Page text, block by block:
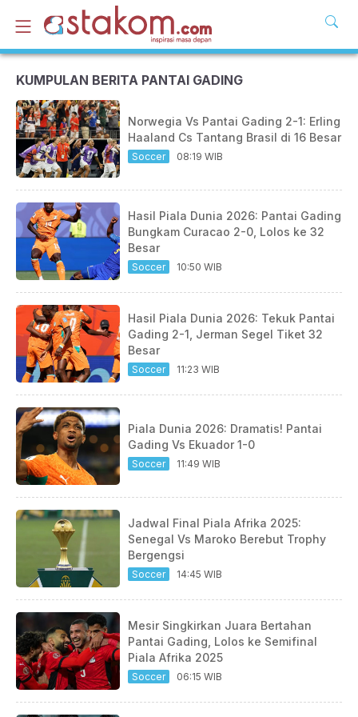
KUMPULAN BERITA PANTAI GADING
Norwegia Vs Pantai Gading 2-1: Erling
Haaland Cs Tantang Brasil di 16 Besar
Soccer 08:19 WIB
Hasil Piala Dunia 2026: Pantai Gading
Bungkam Curacao 2-0, Lolos ke 32
Besar
Soccer 10:50 WIB
Hasil Piala Dunia 2026: Tekuk Pantai
Gading 2-1, Jerman Segel Tiket 32
Besar
Soccer 11:23 WIB
Piala Dunia 2026: Dramatis! Pantai
Gading Vs Ekuador 1-0
Soccer 11:49 WIB
Jadwal Final Piala Afrika 2025:
Senegal Vs Maroko Berebut Trophy
Bergengsi
Soccer 14:45 WIB
Mesir Singkirkan Juara Bertahan
Pantai Gading, Lolos ke Semifinal
Piala Afrika 2025
Soccer 06:15 WIB